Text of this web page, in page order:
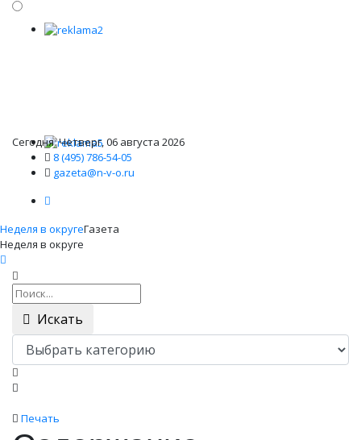
Сегодня: Четверг, 06 августа 2026
8 (495) 786-54-05
gazeta@n-v-o.ru
Неделя в округеГазета
Неделя в округе
Искать
Печать